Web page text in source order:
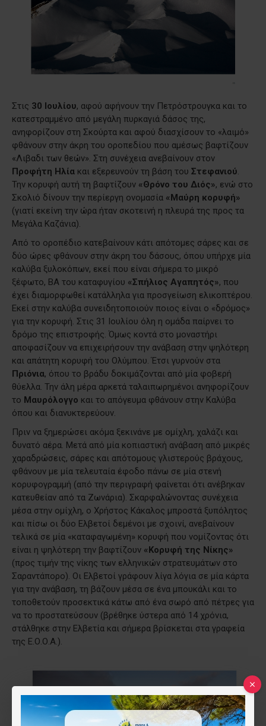
Στις 30 Ιουλίου, αφού αφήνουν την Πετρόστρουγκα και το
κατεστραμμένο από μεγάλη πυρκαγιά δάσος της,
ανηφορίζουν στη Σκούρτα και αφού διασχίσουν το «λαιμό»
φθάνουν στην άκρη του οροπεδίου που αμέσως βαφτίζουν
«Λιβαδι των θεών». Στη συνέχεια ανεβαίνουν στον
Προφήτη Ηλία και εξερευνούν τη βάση του Στεφανιού.
Την κορυφή αυτή τη βαφτίζουν «Θρόνο του Διός», ενώ στο
Σκολιό δίνουν την περίεργη ονομασία «Μαύρη κορυφή»
(γιατί εκείνη την ώρα ήταν σκοτεινή η πλευρά της προς τα
Μεγάλα Καζάνια).
Από το οροπέδιο κατεβαίνουν κάτι απότομες σάρες και σε
δύο ώρες φθάνουν στην άκρη του δάσους, όπου υπήρχε μία
καλύβα ξυλοκόπων, εκεί που είναι σήμερα το μικρό
ξέφωτο, ΒΑ του καταφυγίου «Σπήλιος Αγαπητός», που
έχει διαμορφωθεί κατάλληλα για προσγείωση ελικοπτέρου.
Εκεί στην καλύβα συνειδητοποιούν ποιος είναι ο «δρόμος»
για την κορυφή. Στις 31 Ιουλίου όλη η ομάδα παίρνει το
δρόμο της επιστροφής. Όμως κοντά στο μοναστήρι
αποφασίζουν να επιχειρήσουν την ανάβαση στην ψηλότερη
και απάτητη κορυφή του Ολύμπου. Έτσι γυρνούν στα
Πριόνια, όπου το βράδυ δοκιμάζονται από μία φοβερή
θύελλα. Την άλη μέρα αρκετά ταλαιπωρημένοι ανηφορίζουν
το Μαυρόλογγο και το απόγευμα φθάνουν στην Καλύβα
όπου και διανυκτερεύουν.
Πριν να ξημερώσει ακόμα ξεκινάνε με ομίχλη, χαλάζι και
δυνατό αέρα. Μετά από μία κοπιαστική ανάβαση από μικρές
χαραδρώσεις, σάρες και απότομους γλιστερούς βράχους,
φθάνουν με μία τελευταία έφοδο πάνω σε μία στενή
κορυφογραμμή (από την περιγραφή φαίνεται ότι ανέβηκαν
κατευθείαν από τα Ζωνάρια). Σκαρφαλώνοντας συνέχεια
μέσα στην ομίχλη, ο Χρήστος Κάκαλος μπροστά ξυπόλητος
και πίσω οι δύο Ελβετοί δεμένοι με σχοινί, ανεβαίνουν
τελικά σε μία «καταφαγωμένη» κορυφή που νομίζοντας ότι
είναι η ψηλότερη την βαφτίζουν «Κορυφή της Νίκης»
(προς τιμήν της νίκης των ελληνικών στρατευμάτων στο
Σαραντάπορο). Οι Ελβετοί γράφουν λίγα λόγια σε μία κάρτα
για την ανάβαση, τη βάζουν μέσα σε ένα μπουκάλι και το
τοποθετούν προσεκτικά κάτω από ένα σωρό από πέτρες για
να το προστατεύσουν (βρέθηκε ύστερα από 14 χρόνια,
στάλθηκε στην Ελβετία και σήμερα βρίσκεται στα γραφεία
της Ε.Ο.Ο.Α.).